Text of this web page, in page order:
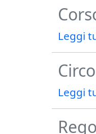
Leggi
Leggi